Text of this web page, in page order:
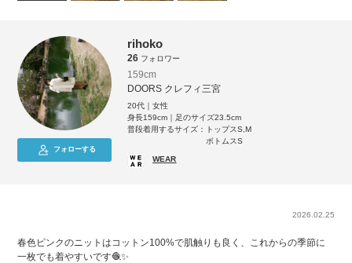
フォローする
rihoko
26 フォロワー
159cm
DOORS クレフィ三宮
20代｜女性
身長159cm｜足のサイズ23.5cm
普段着用するサイズ：
トップスS,M
ボトムスS
WEAR
2026.02.25
春色ピンクのニットはコットン100%で肌触りも良く、これからの季節に
一枚でも着やすいです🧶✨